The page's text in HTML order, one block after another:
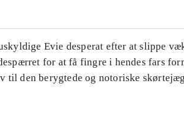
Evie desperat efter at slippe
for at få fingre i hendes fars
til den berygtede og notoriske